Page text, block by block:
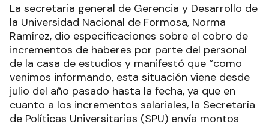
La secretaria general de Gerencia y Desarrollo de
la Universidad Nacional de Formosa, Norma
Ramírez, dio especificaciones sobre el cobro de
incrementos de haberes por parte del personal
de la casa de estudios y manifestó que “como
venimos informando, esta situación viene desde
julio del año pasado hasta la fecha, ya que en
cuanto a los incrementos salariales, la Secretaría
de Políticas Universitarias (SPU) envía montos